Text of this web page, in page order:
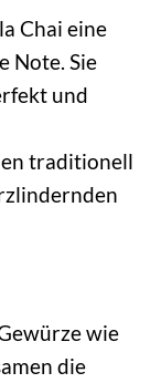
Chai eine
Note. Sie
und
traditionell
wie
die